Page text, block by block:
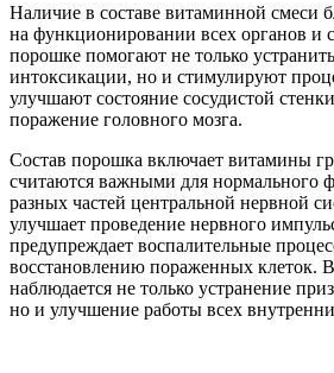
Наличие в составе витаминной смеси
на функционировании всех органов и
порошке помогают не только
интоксикации, но и стимулируют
улучшают состояние сосудистой
поражение головного мозга.
Состав порошка включает витамины
считаются важными для нормального
разных частей центральной нервной
улучшает проведение нервного
предупреждает воспалительные
восстановлению пораженных клеток. В
наблюдается не только устранение
но и улучшение работы всех